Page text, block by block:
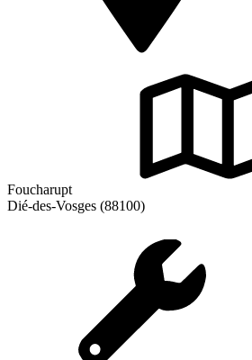
Foucharupt
Dié-des-Vosges (88100)